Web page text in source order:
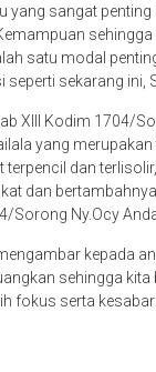
yang sangat
satu modal
sekarang ini,
XIII Kodim 1704/
yang
dan
dan
Sorong Ny.Ocy
kepada
sehingga
fokus serta